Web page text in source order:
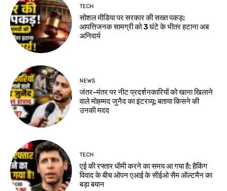
TECH
सोशल मीडिया पर सरकार की सख्त पकड़:
आपत्तिजनक सामग्री को 3 घंटे के भीतर हटाना अब
अनिवार्य
NEWS
जंतर-मंतर पर नीट प्रदर्शनकारियों को खाना खिलाने
वाले मोहम्मद जुनैद का इंटरव्यू: बताया किसने की
उनकी मदद
TECH
एई की रफ्तार धीमी करने का समय आ गया है: हैकिंग
विवाद के बीच ओपन एआई के सीईओ सैम ऑल्टमैन का
बड़ा बयान